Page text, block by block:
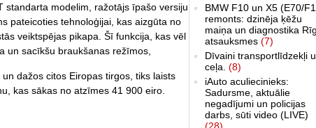
standarta modelim, ražotājs īpašo versiju
pateicoties tehnoloģijai, kas aizgūta no
veiktspējas pikapa. Šī funkcija, kas vēl
un sacīkšu braukšanas režīmos,
dažos citos Eiropas tirgos, tiks laists
kas sākas no atzīmes 41 900 eiro.
BMW F10 un X5 (E70/
remonts: dzinēja ķēžu
maiņa un diagnostika
atsauksmes (7)
Dīvaini transportlīdzekļi
ceļa. (8)
iAuto aculiecinieks:
Sadursme, aktuālie
negadījumi un policijas
darbs, sūti video (LIVE)
(28)